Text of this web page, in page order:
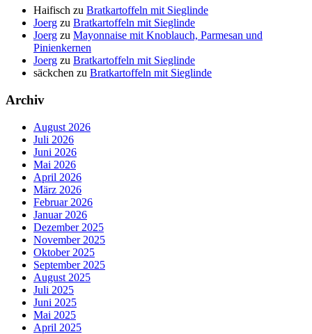
Haifisch zu Bratkartoffeln mit Sieglinde
Joerg zu Bratkartoffeln mit Sieglinde
Joerg zu Mayonnaise mit Knoblauch, Parmesan und
Pinienkernen
Joerg zu Bratkartoffeln mit Sieglinde
säckchen zu Bratkartoffeln mit Sieglinde
Archiv
August 2026
Juli 2026
Juni 2026
Mai 2026
April 2026
März 2026
Februar 2026
Januar 2026
Dezember 2025
November 2025
Oktober 2025
September 2025
August 2025
Juli 2025
Juni 2025
Mai 2025
April 2025